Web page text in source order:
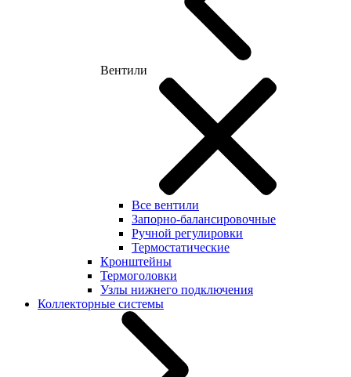
Вентили
Все вентили
Запорно-балансировочные
Ручной регулировки
Термостатические
Кронштейны
Термоголовки
Узлы нижнего подключения
Коллекторные системы